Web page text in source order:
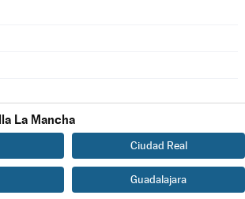
La Mancha
Ciudad Real
Guadalajara